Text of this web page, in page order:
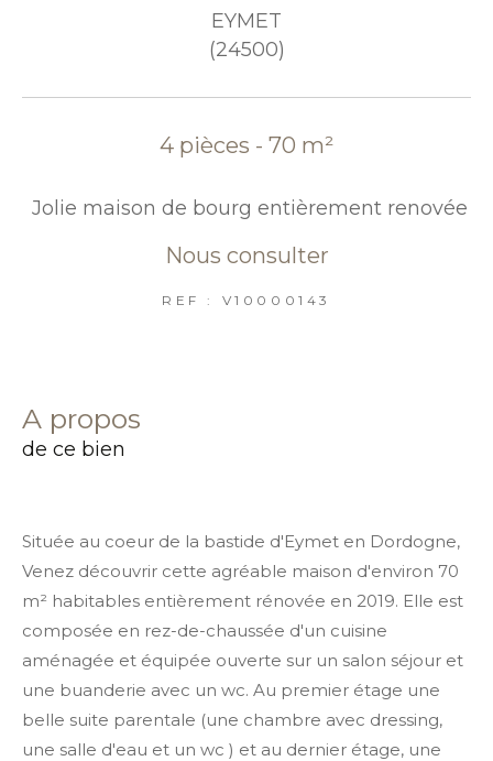
EYMET
(24500)
4 pièces - 70 m²
Jolie maison de bourg entièrement renovée
Nous consulter
REF : V10000143
a propos
de ce bien
Située au coeur de la bastide d'Eymet en Dordogne,
Venez découvrir cette agréable maison d'environ 70
m² habitables entièrement rénovée en 2019. Elle est
composée en rez-de-chaussée d'un cuisine
aménagée et équipée ouverte sur un salon séjour et
une buanderie avec un wc. Au premier étage une
belle suite parentale (une chambre avec dressing,
une salle d'eau et un wc ) et au dernier étage, une